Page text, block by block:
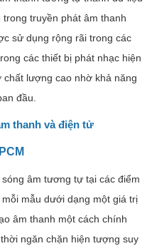
truyền phát âm thanh
sử dụng rộng rãi trong các
các thiết bị phát nhạc hiện
lượng cao nhờ khả năng
đầu.
thanh và điện tử
âm tương tự tại các điểm
mẫu dưới dạng một giá trị
âm thanh một cách chính
ngăn chặn hiện tượng suy